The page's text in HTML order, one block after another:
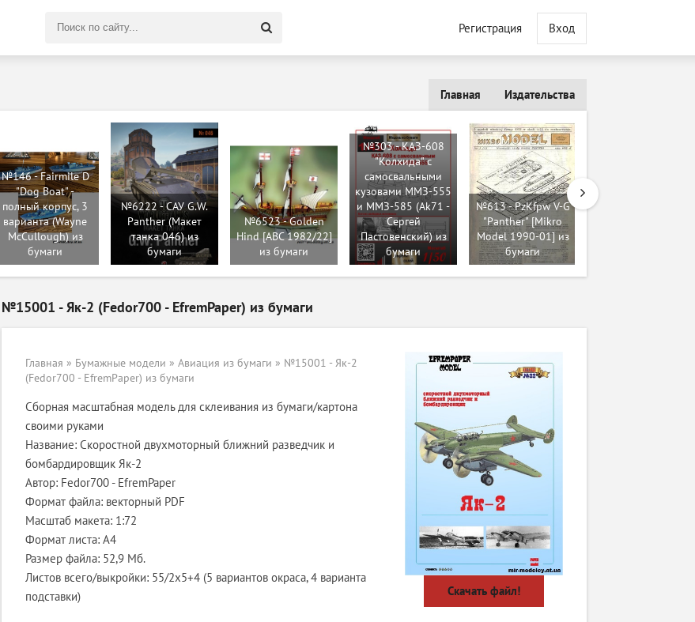
Регистрация Вход
Издательства
Главная
№146 - Fairmile D
"Dog Boat" -
полный корпус, 3
варианта (Wayne
McCullough) из
бумаги
№6222 - САУ G.W.
Panther (Макет
танка 046) из
бумаги
№6523 - Golden
Hind [ABC 1982/22]
из бумаги
№303 - КАЗ-608
"Колхида" с
самосвальными
кузовами ММЗ-555
и ММЗ-585 (Ak71 -
Сергей
Пастовенский) из
бумаги
№613 - PzKfpw V-G
"Panther" [Mikro
Model 1990-01] из
бумаги
№15001 - Як-2 (Fedor700 - EfremPaper) из бумаги
Главная » Бумажные модели » Авиация из бумаги » №15001 - Як-2
(Fedor700 - EfremPaper) из бумаги
Сборная масштабная модель для склеивания из бумаги/картона
своими руками
Название: Скоростной двухмоторный ближний разведчик и
бомбардировщик Як-2
Автор: Fedor700 - EfremPaper
Формат файла: векторный PDF
Масштаб макета: 1:72
Формат листа: А4
Размер файла: 52,9 Мб.
Листов всего/выкройки: 55/2x5+4 (5 вариантов окраса, 4 варианта
подставки)
Скачать файл!